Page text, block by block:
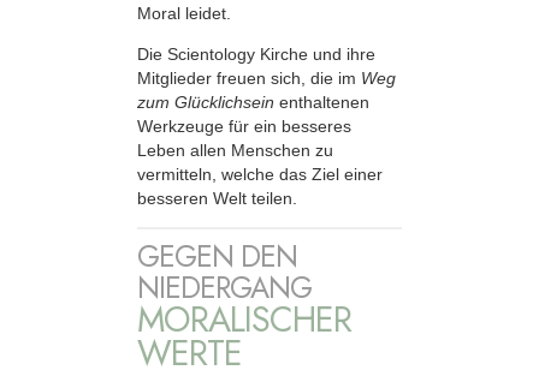
Moral leidet.
Die Scientology Kirche und ihre
Mitglieder freuen sich, die im Weg
zum Glücklichsein enthaltenen
Werkzeuge für ein besseres
Leben allen Menschen zu
vermitteln, welche das Ziel einer
besseren Welt teilen.
GEGEN DEN
NIEDERGANG
MORALISCHER
WERTE